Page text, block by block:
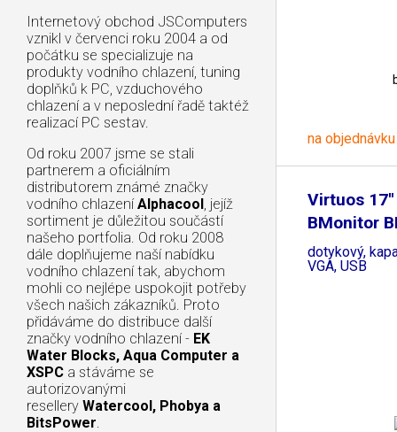
Internetový obchod JSComputers
vznikl v červenci roku 2004 a od
počátku se specializuje na
produkty vodního chlazení, tuning
doplňků k PC, vzduchového
chlazení a v neposlední řadě taktéž
realizací PC sestav.
Od roku 2007 jsme se stali
partnerem a oficiálním
distributorem známé značky
vodního chlazení Alphacool, jejíž
sortiment je důležitou součástí
našeho portfolia. Od roku 2008
dále doplňujeme naší nabídku
vodního chlazení tak, abychom
mohli co nejlépe uspokojit potřeby
všech našich zákazníků. Proto
přidáváme do distribuce další
značky vodního chlazení - EK
Water Blocks, Aqua Computer a
XSPC a stáváme se
autorizovanými
resellery Watercool, Phobya a
BitsPower.
na objednávku
Virtuos 17''
BMonitor
dotykový,
VGA, USB